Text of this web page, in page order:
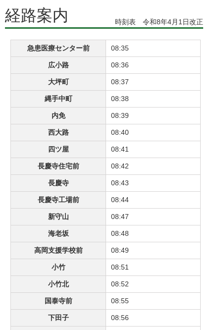
経路案内 時刻表 令和8年4月1日改正
急患医療センター前 08:35
広小路 08:36
大坪町 08:37
縄手中町 08:38
内免 08:39
西大路 08:40
四ツ屋 08:41
長慶寺住宅前 08:42
長慶寺 08:43
長慶寺工場前 08:44
新守山 08:47
海老坂 08:48
高岡支援学校前 08:49
小竹 08:51
小竹北 08:52
国泰寺前 08:55
下田子 08:56